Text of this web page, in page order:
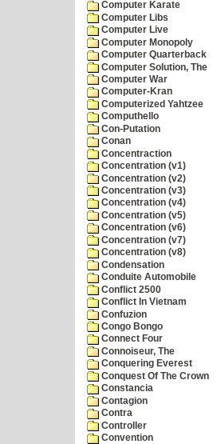
Computer Karate
Computer Libs
Computer Live
Computer Monopoly
Computer Quarterback
Computer Solution, The
Computer War
Computer-Kran
Computerized Yahtzee
Computhello
Con-Putation
Conan
Concentraction
Concentration (v1)
Concentration (v2)
Concentration (v3)
Concentration (v4)
Concentration (v5)
Concentration (v6)
Concentration (v7)
Concentration (v8)
Condensation
Conduite Automobile
Conflict 2500
Conflict In Vietnam
Confuzion
Congo Bongo
Connect Four
Connoiseur, The
Conquering Everest
Conquest Of The Crown
Constancia
Contagion
Contra
Controller
Convention